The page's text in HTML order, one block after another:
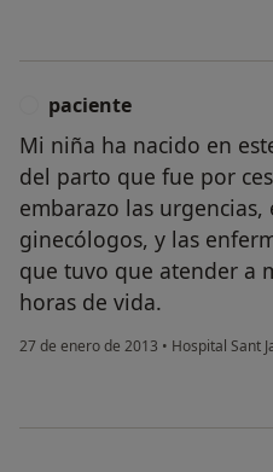
paciente
Mi niña ha nacido en
del parto que fue por
embarazo las
ginecólogos, y las
que tuvo que atender a
horas de vida.
27 de enero de 2013 • Hospital Sant